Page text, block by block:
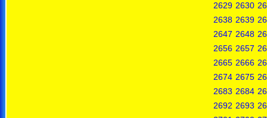
2629 2630
2638 2639
2647 2648
2656 2657
2665 2666
2674 2675
2683 2684
2692 2693